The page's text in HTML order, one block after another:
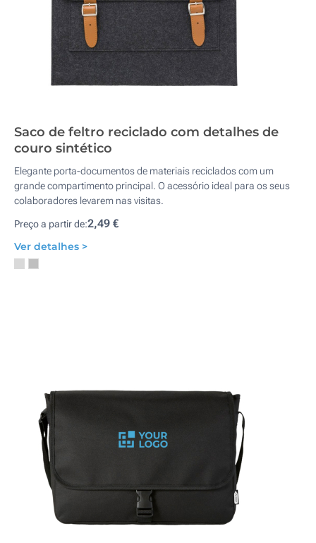
Saco de feltro reciclado com detalhes de
couro sintético
Elegante porta-documentos de materiais reciclados com um
grande compartimento principal. O acessório ideal para os seus
colaboradores levarem nas visitas.
Preço a partir de:2,49 €
Ver detalhes >